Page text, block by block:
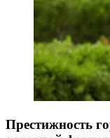
Престижность